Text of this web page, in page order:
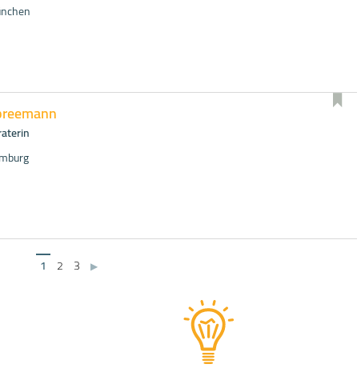
1 2 3 ▶